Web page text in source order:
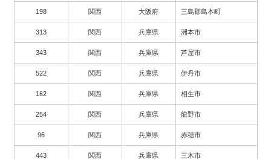
198 関西 大阪府 三島郡島本町
313 関西 兵庫県 洲本市
343 関西 兵庫県 芦屋市
522 関西 兵庫県 伊丹市
162 関西 兵庫県 相生市
254 関西 兵庫県 龍野市
96 関西 兵庫県 赤穂市
443 関西 兵庫県 三木市